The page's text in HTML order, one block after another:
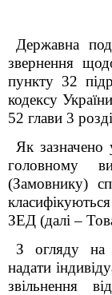
Державна
звернення
пункту 32
кодексу
52 глави 3
Як зазначено
головному
(Замовнику)
ЗЕД (далі –
З огляду на
надати
звільнення